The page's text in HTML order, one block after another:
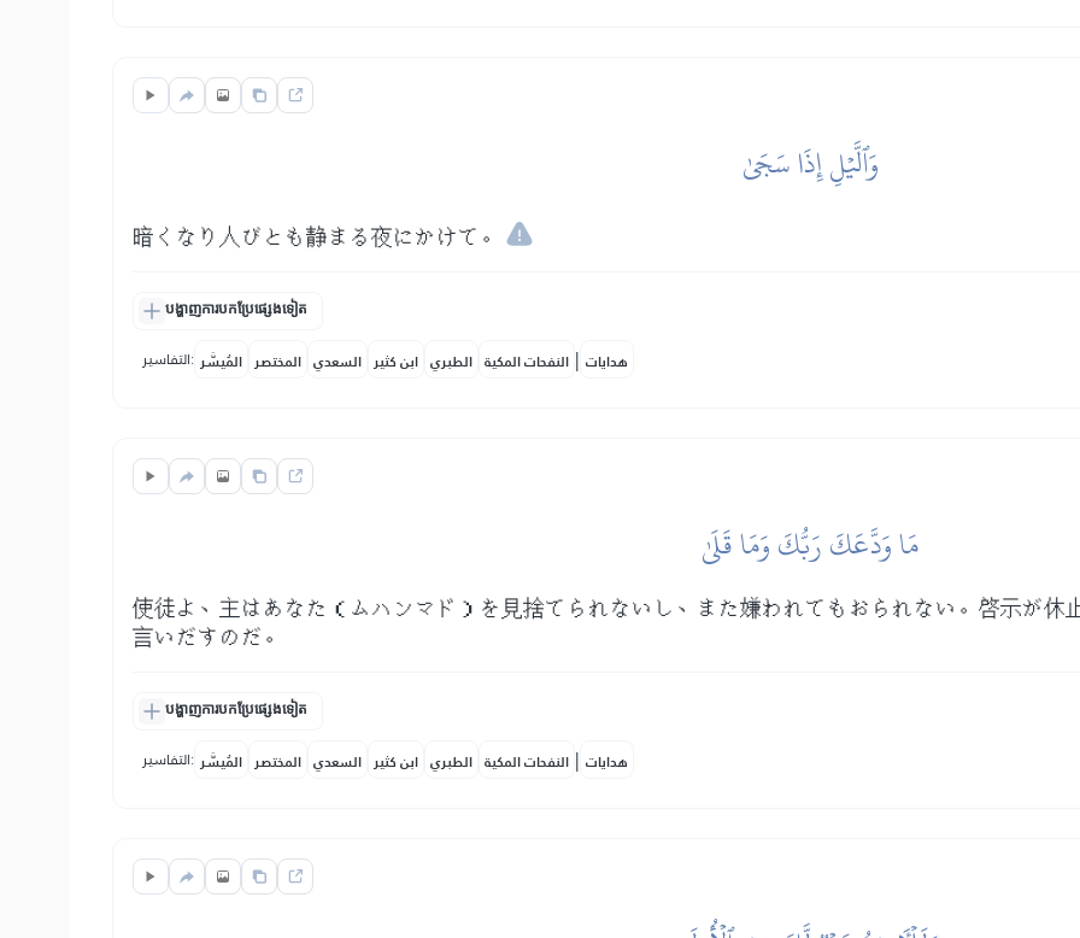
وَٱلَّيۡلِ إِذَا سَجَىٰ
暗くなり人びとも静まる夜にかけて。
បង្ហាញការបកប្រែផ្សេងទៀត
التفاسير: المُيسَّر المختصر السعدي ابن كثير الطبري النفحات المكية | هدايات
مَا وَدَّعَكَ رَبُّكَ وَمَا قَلَىٰ
使徒よ、主はあなた（ムハンマド）を見捨てられないし、また嫌われてもおられない。啓示が休
言いだすのだ。
បង្ហាញការបកប្រែផ្សេងទៀត
التفاسير: المُيسَّر المختصر السعدي ابن كثير الطبري النفحات المكية | هدايات